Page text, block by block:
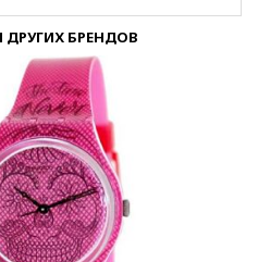
ДРУГИХ БРЕНДОВ